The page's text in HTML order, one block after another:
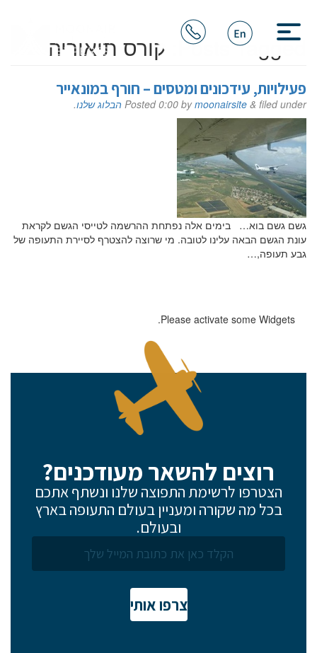
Posts Tagged: קורס תיאוריה
פעילויות, עידכונים ומטסים – חורף במונאייר
Posted0:00 bymoonairsite & filed under הבלוג שלנו.
גשם גשם בוא… בימים אלה נפתחת ההרשמה לטייסי הגשם לקראת
עונת הגשם הבאה עלינו לטובה. מי שרוצה להצטרף לסיירת התעופה של
גבע תעופה,…
Please activate some Widgets.
רוצים להשאר מעודכנים?
הצטרפו לרשימת התפוצה שלנו ונשתף אתכם
בכל מה שקורה ומעניין בעולם התעופה בארץ
ובעולם.
צרפו אותי